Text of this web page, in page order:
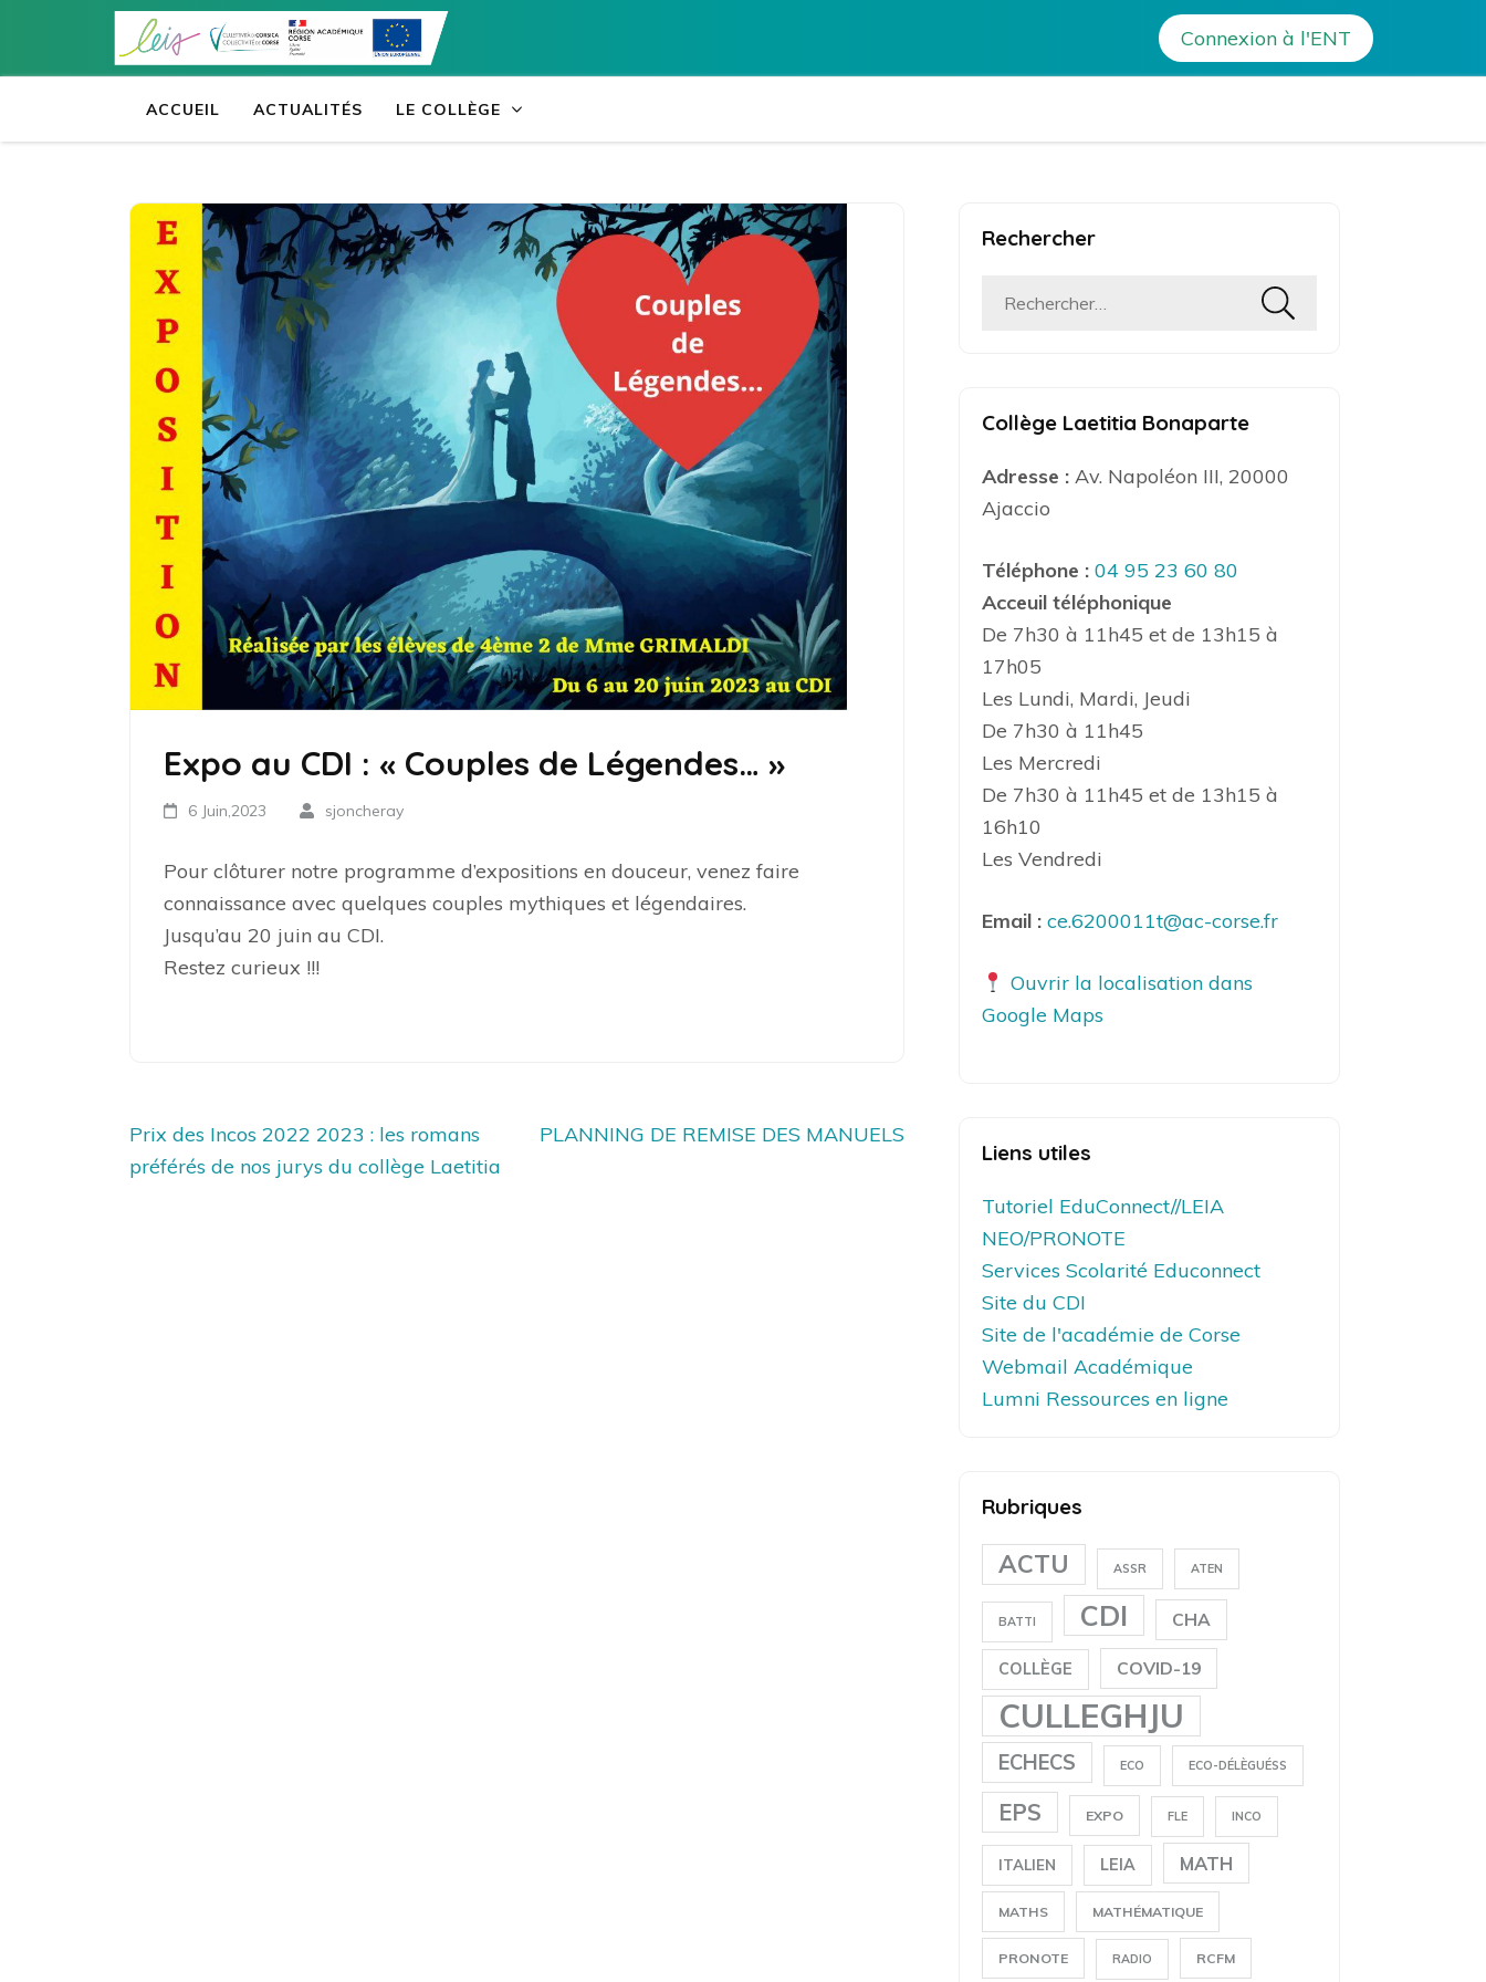
contenu
Entrée)
Collège Laetitia Bonaparte – AjaccioConnexion à l'ENT
ACCUEIL ACTUALITÉS LE COLLÈGE
Expo au CDI : « Couples de Légendes… »
6 Juin,2023 sjoncheray
Pour clôturer notre programme d’expositions en douceur, venez faire
connaissance avec quelques couples mythiques et légendaires.
Jusqu’au 20 juin au CDI.
Restez curieux !!!
Navigation
de
Prix des Incos 2022 2023 : les romans
préférés de nos jurys du collège Laetitia
PLANNING DE REMISE DES MANUELS
Rechercher
Rechercher :
Collège Laetitia Bonaparte
Adresse : Av. Napoléon III, 20000
Ajaccio
Téléphone : 04 95 23 60 80
Acceuil téléphonique
De 7h30 à 11h45 et de 13h15 à
17h05
Les Lundi, Mardi, Jeudi
De 7h30 à 11h45
Les Mercredi
De 7h30 à 11h45 et de 13h15 à
16h10
Les Vendredi
Email : ce.6200011t@ac-corse.fr
Ouvrir la localisation dans
Google Maps
Liens utiles
Tutoriel EduConnect//LEIA
NEO/PRONOTE
Services Scolarité Educonnect
Site du CDI
Site de l'académie de Corse
Webmail Académique
Lumni Ressources en ligne
Rubriques
ACTU ASSR ATEN
BATTI CDI CHA
COLLÈGE COVID-19
CULLEGHJU
ECHECS ECO ECO-DÉLÈGUÉSS
EPS EXPO FLE INCO
ITALIEN LEIA MATH
MATHS MATHÉMATIQUE
PRONOTE RADIO RCFM